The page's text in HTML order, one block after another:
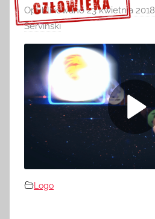
Sprawdź szczegóły >>>
Opublikowano23 kwietnia 2018
Serviński
Logo